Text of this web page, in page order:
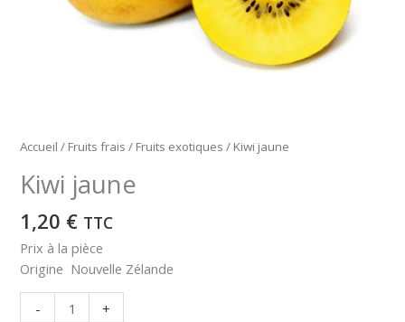
Accueil / Fruits frais / Fruits exotiques / Kiwi jaune
Kiwi jaune
1,20 € TTC
Prix à la pièce
Origine Nouvelle Zélande
-
quantité
+